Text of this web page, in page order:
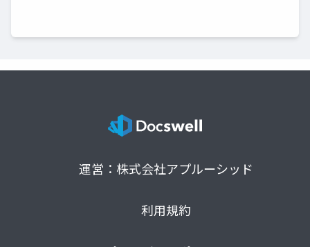
運営：株式会社アプルーシッド
利用規約